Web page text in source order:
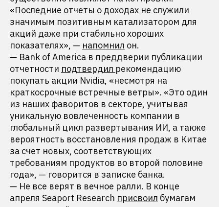
«Последние отчеты о доходах не служили
значимым позитивным катализатором для
акций даже при стабильно хороших
показателях», — напомнил он.
— Bank of America в преддверии публикации
отчетности подтвердил рекомендацию
покупать акции Nvidia, «несмотря на
краткосрочные встречные ветры». «Это один
из наших фаворитов в секторе, учитывая
уникальную вовлеченность компании в
глобальный цикл развертывания ИИ, а также
вероятность восстановления продаж в Китае
за счет новых, соответствующих
требованиям продуктов во второй половине
года», — говорится в записке банка.
— Не все верят в вечное ралли. В конце
апреля Seaport Research присвоил бумагам